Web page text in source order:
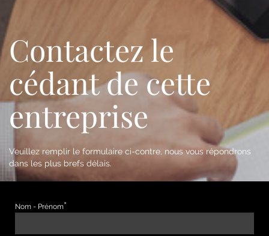
Contactez le
cédant de cette
entreprise
Veuillez remplir le formulaire ci-contre, nous vous répondrons
dans les plus brefs délais.
Nom - Prénom